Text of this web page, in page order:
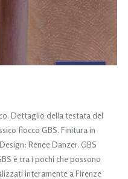
Dettaglio della testata del
fiocco GBS. Finitura in
Renee Danzer. GBS
è tra i pochi che possono
interamente a Firenze